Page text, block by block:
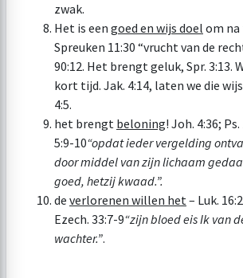
zwak.
Het is een goed en wijs doel om na
Spreuken 11:30 “vrucht van de
90:12. Het brengt geluk, Spr. 3:13.
kort tijd. Jak. 4:14, laten we die
4:5.
het brengt beloning! Joh. 4:36;
5:9-10“opdat ieder vergelding
door middel van zijn lichaam
goed, hetzij kwaad.”.
de verlorenen willen het– Luk.
Ezech. 33:7-9“zijn bloed eis Ik van
wachter.”.